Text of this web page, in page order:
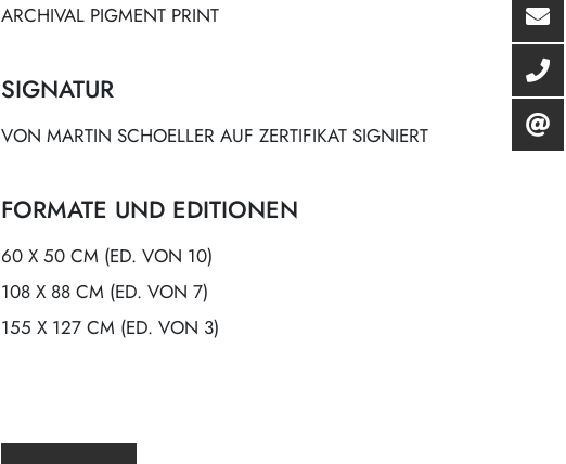
ARCHIVAL PIGMENT PRINT
SIGNATUR
VON MARTIN SCHOELLER AUF ZERTIFIKAT SIGNIERT
FORMATE UND EDITIONEN
60 X 50 CM (ED. VON 10)
108 X 88 CM (ED. VON 7)
155 X 127 CM (ED. VON 3)